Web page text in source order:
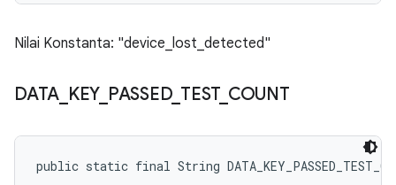
Nilai Konstanta: "device_lost_detected"
DATA KEY_ PASSED_ TEST_ COUNT
public static final String